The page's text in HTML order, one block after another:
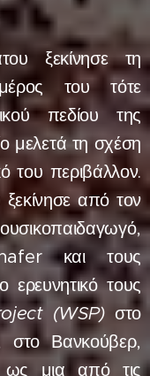
ξεκίνησε τη
του τότε
πεδίου της
μελετά τη σχέση
του περιβάλλον.
από τον
και τους
τους
(WSP)στο
στο Βανκούβερ,
ως μια από τις